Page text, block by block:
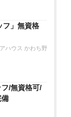
フ」無資格
ハウス かわち野
フ/無資格可/
備